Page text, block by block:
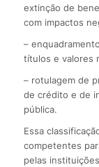
extinção de
com impactos
–
títulos e valores
– rotulagem de
de crédito e de
pública.
Essa
competentes
pelas